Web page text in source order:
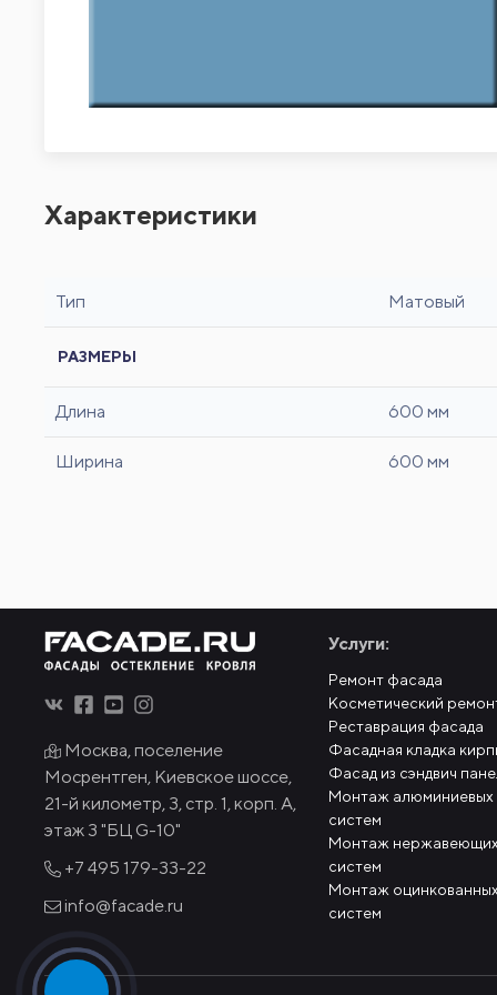
Характеристики
Тип Матовый
РАЗМЕРЫ
Длина 600 мм
Ширина 600 мм
Москва, поселение
Мосрентген, Киевское шоссе,
21-й километр, 3, стр. 1, корп. А,
этаж 3 "БЦ G-10"
+7 495 179-33-22
info@facade.ru
Услуги:
Ремонт фасада
Косметический
Реставрация фасада
Фасадная кладка
Фасад из сэндвич
Монтаж алюминиевых
систем
Монтаж
систем
Монтаж
систем